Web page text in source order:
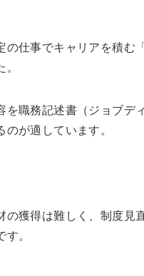
の仕事でキャリアを積む
を職務記述書（ジョブデ
が適しています。
の獲得は難しく、制度見
。